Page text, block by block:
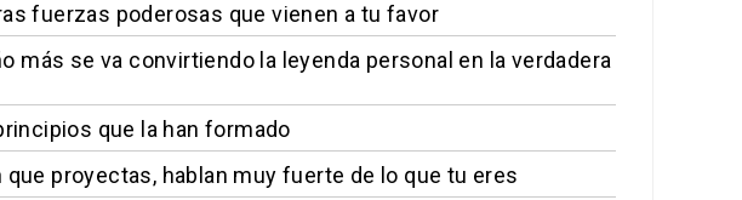
fuerzas poderosas que vienen a tu favor
más se va convirtiendo la leyenda personal en la verdadera
que la han formado
proyectas, hablan muy fuerte de lo que tu eres